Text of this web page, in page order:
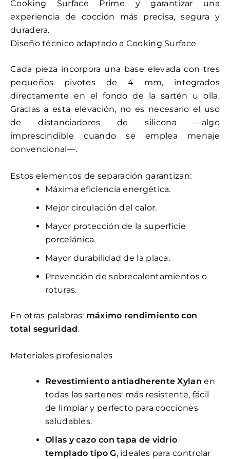
Cooking Surface Prime y garantizar una
experiencia de cocción más precisa, segura y
duradera.
Diseño técnico adaptado a Cooking Surface
Cada pieza incorpora una base elevada con tres
pequeños pivotes de 4 mm, integrados
directamente en el fondo de la sartén u olla.
Gracias a esta elevación, no es necesario el uso
de distanciadores de silicona —algo
imprescindible cuando se emplea menaje
convencional—.
Estos elementos de separación garantizan:
Máxima eficiencia energética.
Mejor circulación del calor.
Mayor protección de la superficie
porcelánica.
Mayor durabilidad de la placa.
Prevención de sobrecalentamientos o
roturas.
En otras palabras: máximo rendimiento con
total seguridad.
Materiales profesionales
Revestimiento antiadherente Xylan en
todas las sartenes: más resistente, fácil
de limpiar y perfecto para cocciones
saludables.
Ollas y cazo con tapa de vidrio
templado tipo G, ideales para controlar